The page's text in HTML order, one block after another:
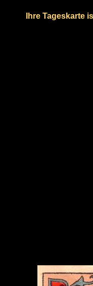
Ihre Tageskarte